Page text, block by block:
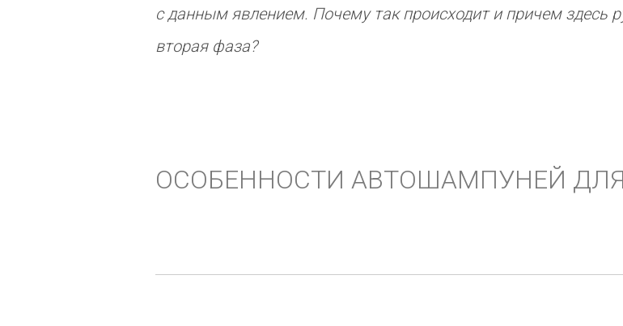
с данным явлением. Почему так происходит и причем здесь
вторая фаза?
ОСОБЕННОСТИ АВТОШАМПУНЕЙ